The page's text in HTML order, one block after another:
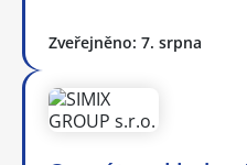
Zveřejněno: 7. srpna